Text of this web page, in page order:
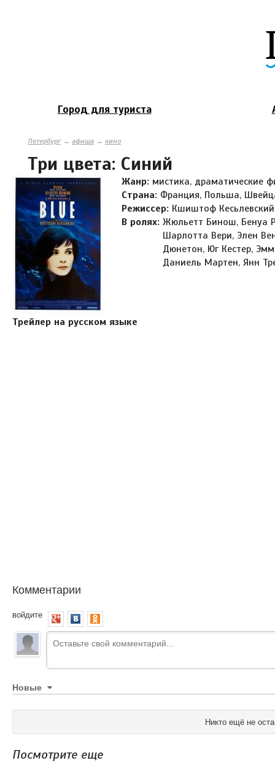
Город для туриста
Петербург→ афиша → кино
Три цвета: Синий
Жанр: мистика, драматические
Страна: Франция, Польша,
Режиссер: Кшиштоф Кесьлевский
В ролях: Жюльетт Бинош, Бенуа
Шарлотта Вери, Элен
Дюнетон, Юг Кестер,
Даниель Мартен, Янн
Трейлер на русском языке
Комментарии
войдите
Новые
Никто ещё не
Посмотрите еще